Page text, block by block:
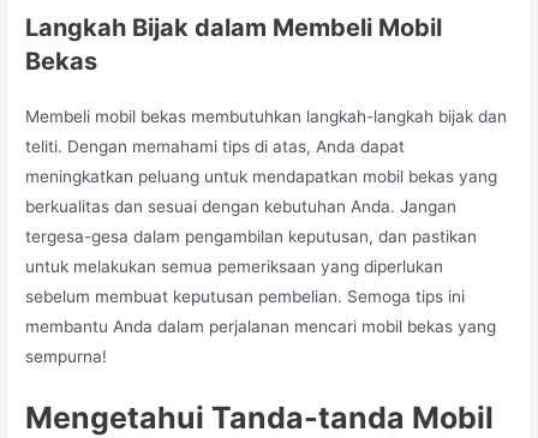
Langkah Bijak dalam Membeli Mobil
Bekas
Membeli mobil bekas membutuhkan langkah-langkah bijak dan
teliti. Dengan memahami tips di atas, Anda dapat
meningkatkan peluang untuk mendapatkan mobil bekas yang
berkualitas dan sesuai dengan kebutuhan Anda. Jangan
tergesa-gesa dalam pengambilan keputusan, dan pastikan
untuk melakukan semua pemeriksaan yang diperlukan
sebelum membuat keputusan pembelian. Semoga tips ini
membantu Anda dalam perjalanan mencari mobil bekas yang
sempurna!
Mengetahui Tanda-tanda Mobil